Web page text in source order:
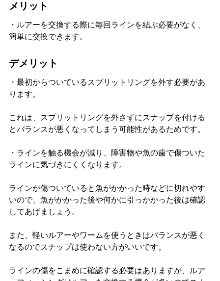
メリット
・ルアーを交換する際に毎回ラインを結ぶ必要がなく、
簡単に交換できます。
デメリット
・最初からついているスプリットリングを外す必要があ
ります。
これは、スプリットリングを外さずにスナップを付ける
とバランスが悪くなってしまう可能性があるためです。
・ラインを触る機会が減り、障害物や魚の歯で傷ついた
ラインに気づきにくくなります。
ラインが傷ついていると魚がかかった時などに切れやす
いので、魚がかかった後や何かに引っかかった後は確認
してあげましょう。
また、軽いルアーやワームを使うときはバランスが悪く
なるのでスナップは使わない方がいいです。
ラインの傷をこまめに確認する必要はありますが、ルア